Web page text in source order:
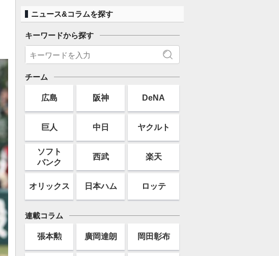
ニュース&コラムを探す
キーワードから探す
チーム
広島 阪神 DeNA
巨人 中日 ヤクルト
ソフト
バンク
西武 楽天
オリックス 日本ハム ロッテ
連載コラム
張本勲 廣岡達朗 岡田彰布